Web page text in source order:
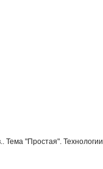
Тема "Простая". Технологии